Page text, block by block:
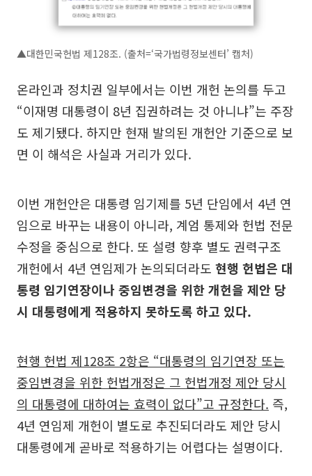
▲대한민국헌법 제128조. (출처=‘국가법령정보센터’ 캡처)
온라인과 정치권 일부에서는 이번 개헌 논의를 두고
“이재명 대통령이 8년 집권하려는 것 아니냐”는 주장
도 제기됐다. 하지만 현재 발의된 개헌안 기준으로 보
면 이 해석은 사실과 거리가 있다.
이번 개헌안은 대통령 임기제를 5년 단임에서 4년 연
임으로 바꾸는 내용이 아니라, 계엄 통제와 헌법 전문
수정을 중심으로 한다. 또 설령 향후 별도 권력구조
개헌에서 4년 연임제가 논의되더라도 현행 헌법은 대
통령 임기연장이나 중임변경을 위한 개헌을 제안 당
시 대통령에게 적용하지 못하도록 하고 있다.
현행 헌법 제128조 2항은 “대통령의 임기연장 또는
중임변경을 위한 헌법개정은 그 헌법개정 제안 당시
의 대통령에 대하여는 효력이 없다”고 규정한다. 즉,
4년 연임제 개헌이 별도로 추진되더라도 제안 당시
대통령에게 곧바로 적용하기는 어렵다는 설명이다.